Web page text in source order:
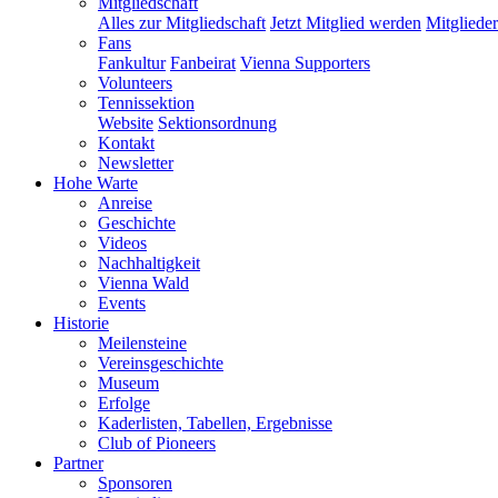
Alles zur Mitgliedschaft Jetzt Mitglied werden
Fans
Fankultur Fanbeirat Vienna Supporters
Volunteers
Tennissektion
Website Sektionsordnung
Kontakt
Newsletter
Hohe Warte
Anreise
Geschichte
Videos
Nachhaltigkeit
Vienna Wald
Events
Historie
Meilensteine
Vereinsgeschichte
Museum
Erfolge
Kaderlisten, Tabellen, Ergebnisse
Club of Pioneers
Partner
Sponsoren